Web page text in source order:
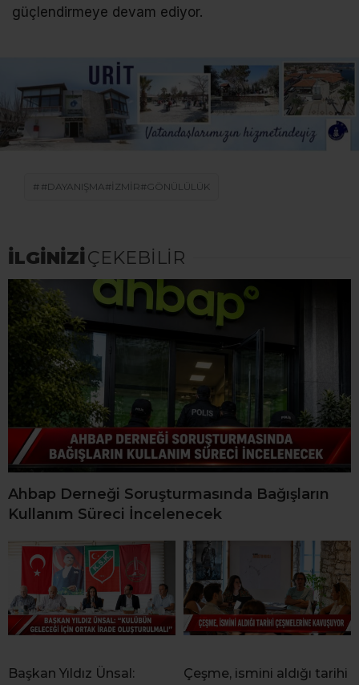
güçlendirmeye devam ediyor.
#DAYANIŞMA#IZMIR#GÖNÜLÜLÜK
İLGİNİZİÇEKEBİLİR
Ahbap Derneği Soruşturmasında Bağışların
Kullanım Süreci İncelenecek
Başkan Yıldız Ünsal:
Çeşme, ismini aldığı tarihi